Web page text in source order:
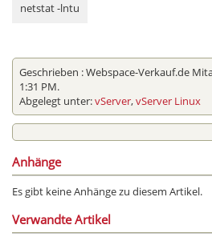
netstat -lntu
Geschrieben :Webspace-Verkauf.de
1:31 PM.
Abgelegt unter:vServer,vServer Linux
Anhänge
Es gibt keine Anhänge zu diesem Artikel.
Verwandte Artikel